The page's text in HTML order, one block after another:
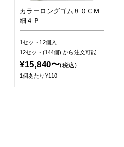
カラーロングゴム８０ＣＭ
細４Ｐ
1セット12個入
12セット(144個)から注文可能
¥15,840〜(税込)
1個あたり¥110